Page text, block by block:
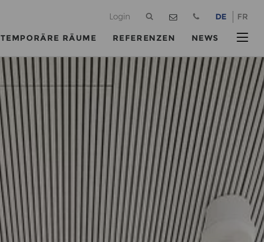
DE FR
Login
TEMPORÄRE RÄUME REFERENZEN NEWS